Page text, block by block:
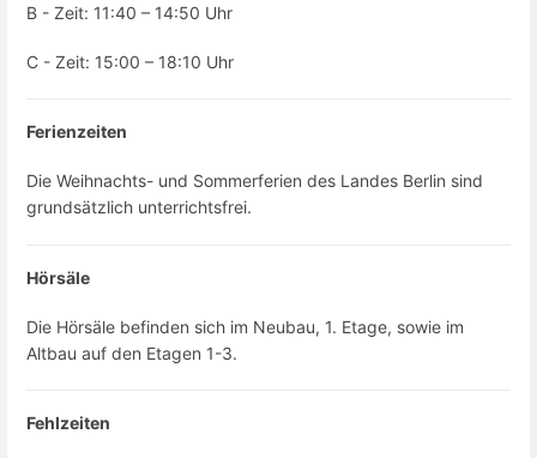
B - Zeit: 11:40 – 14:50 Uhr
C - Zeit: 15:00 – 18:10 Uhr
Ferienzeiten
Die Weihnachts- und Sommerferien des Landes Berlin sind
grundsätzlich unterrichtsfrei.
Hörsäle
Die Hörsäle befinden sich im Neubau, 1. Etage, sowie im
Altbau auf den Etagen 1-3.
Fehlzeiten